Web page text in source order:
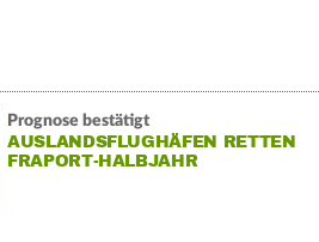
Prognose bestätigt
AUSLANDSFLUGHÄFEN RETTEN
FRAPORT-HALBJAHR